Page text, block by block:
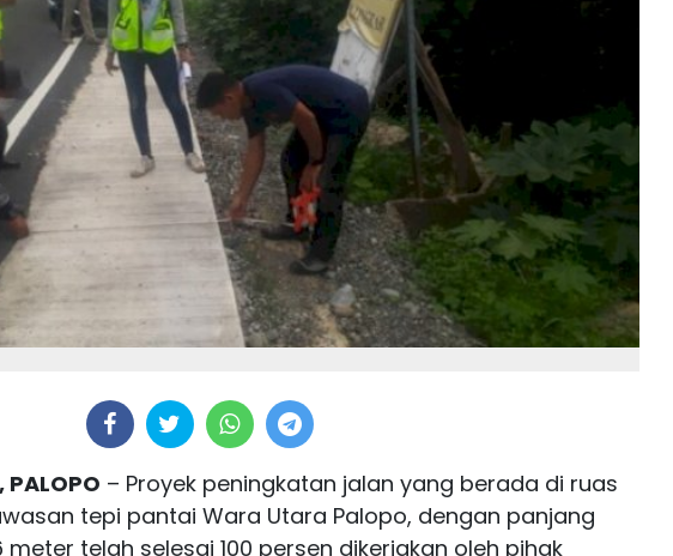
PALOPO – Proyek peningkatan jalan yang berada di ruas
tepi pantai Wara Utara Palopo, dengan panjang
telah selesai 100 persen dikerjakan oleh pihak